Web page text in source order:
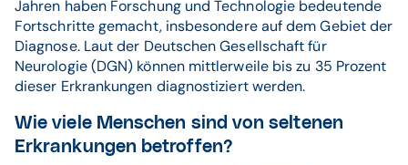
Jahren haben Forschung und Technologie bedeutende
Fortschritte gemacht, insbesondere auf dem Gebiet der
Diagnose. Laut der Deutschen Gesellschaft für
Neurologie (DGN) können mittlerweile bis zu 35 Prozent
dieser Erkrankungen diagnostiziert werden.
Wie viele Menschen sind von seltenen
Erkrankungen betroffen?